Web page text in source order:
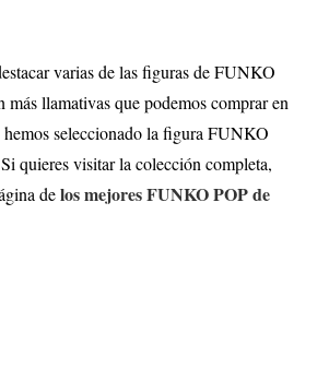
varias de las figuras de FUNKO
llamativas que podemos comprar en
seleccionado la figura FUNKO
quieres visitar la colección completa,
delos mejores FUNKO POP de